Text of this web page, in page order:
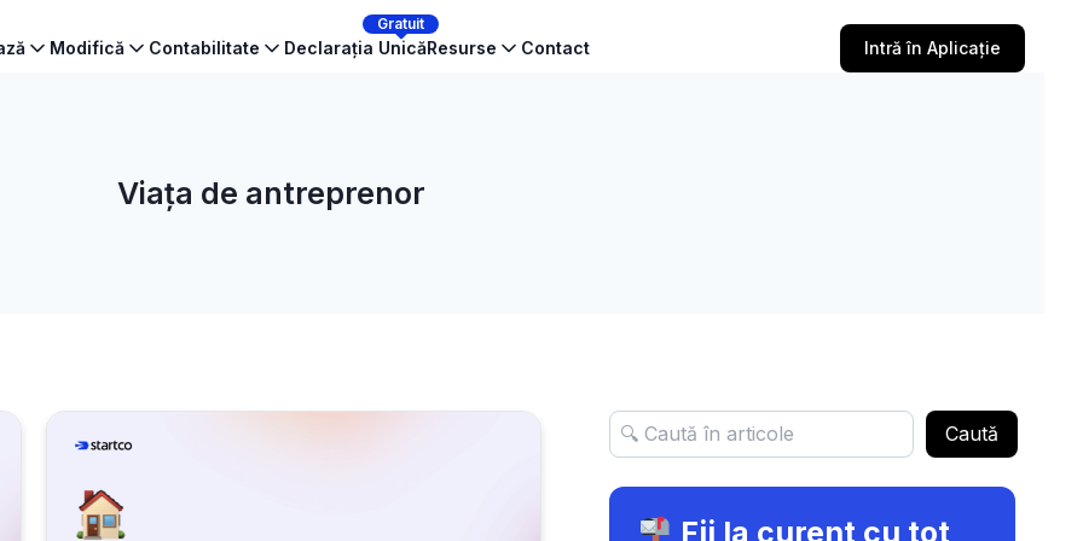
Modifică Contabilitate
Gratuit
Declarația UnicăResurse Contact Intră în Aplicație
Viața de antreprenor
Caută
Fii la curent cu tot